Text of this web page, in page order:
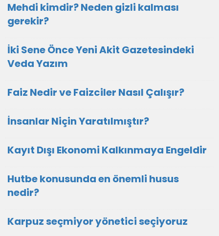
Mehdi kimdir? Neden gizli kalması
gerekir?
İki Sene Önce Yeni Akit Gazetesindeki
Veda Yazım
Faiz Nedir ve Faizciler Nasıl Çalışır?
İnsanlar Niçin Yaratılmıştır?
Kayıt Dışı Ekonomi Kalkınmaya Engeldir
Hutbe konusunda en önemli husus
nedir?
Karpuz seçmiyor yönetici seçiyoruz